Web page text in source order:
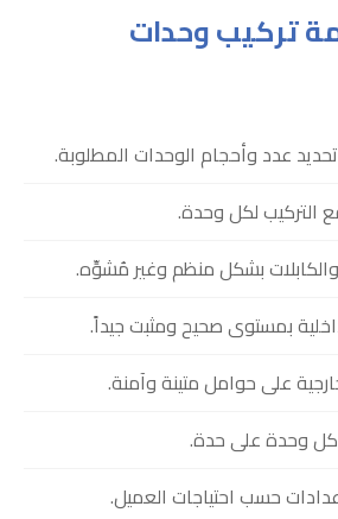
تركيب وحدات
عدد وأحجام الوحدات المطلوبة.
التركيب لكل وحدة.
والكابلات بشكل منظم وغير مُشوِّه.
بمستوى صحيح ومثبت جيداً.
على حوامل متينة وآمنة.
كل وحدة على حدة.
حسب احتياجات العميل.